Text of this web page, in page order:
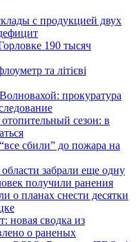
с продукцией двух
190 тысяч
та літієві
прокуратура
сезон: в
сбили” до пожара на
забрали еще одну
получили ранения
о планах снести десятки
новая сводка из
о раненых